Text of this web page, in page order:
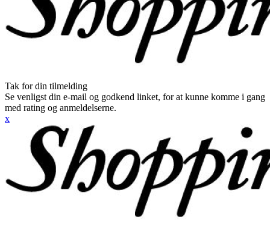
Tak for din tilmelding
Se venligst din e-mail og godkend linket, for at kunne komme i gang
med rating og anmeldelserne.
x